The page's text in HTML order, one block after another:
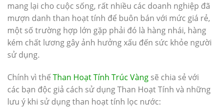
mang lại cho cuộc sống, rất nhiều các doanh nghiệp đã
mượn danh than hoạt tính để buôn bán với mức giá rẻ,
một số trường hợp lớn gặp phải đó là hàng nhái, hàng
kém chất lương gây ảnh hưởng xấu đến sức khỏe người
sử dụng.
Chính vì thếThan Hoạt Tính Trúc Vàng sẽ chia sẻ với
các bạn độc giả cách sử dụng Than Hoạt Tính và những
lưu ý khi sử dụng than hoạt tính lọc nước: